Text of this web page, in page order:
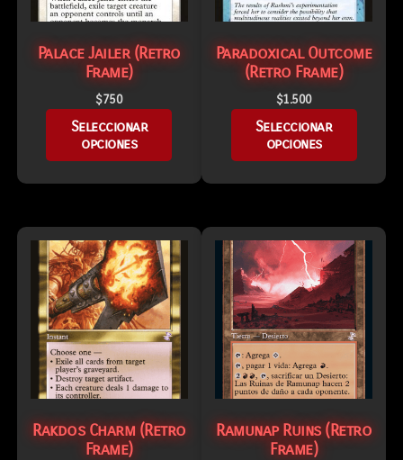
Palace Jailer (Retro
Frame)
$750
Seleccionar
opciones
Paradoxical Outcome
(Retro Frame)
$1.500
Seleccionar
opciones
Rakdos Charm (Retro
Frame)
Ramunap Ruins (Retro
Frame)